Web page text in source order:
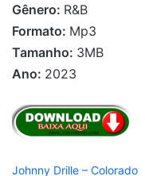
Gênero: R&B
Formato: Mp3
Tamanho: 3MB
Ano: 2023
Johnny Drille – Colorado